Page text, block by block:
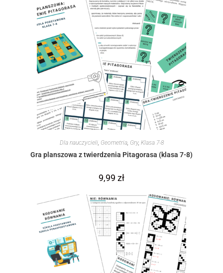
Dla nauczycieli, Geometria, Gry, Klasa 7-8
Gra planszowa z twierdzenia Pitagorasa (klasa 7-8)
9,99 zł